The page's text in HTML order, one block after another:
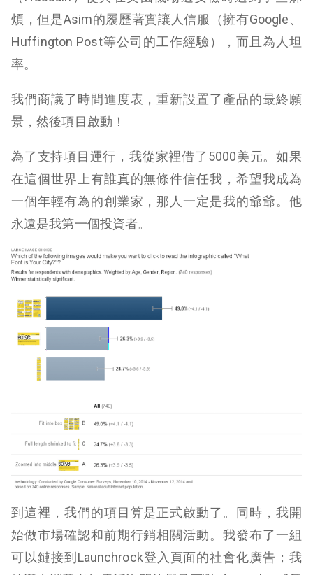
煩，但是Asim的履歷著實讓人信服（擁有Google、
Huffington Post等公司的工作經驗），而且為人坦
率。
我們商議了時間進度表，重新設置了產品的最終願
景，然後項目啟動！
為了支持項目運行，我從家裡借了5000美元。如果
在這個世界上有誰真的無條件信任我，希望我成為
一個年輕有為的創業家，那人一定是我的爺爺。他
永遠是我第一個投資者。
到這裡，我們的項目算是正式啟動了。同時，我開
始做市場確認和前期行銷相關活動。我發布了一組
可以鏈接到Launchrock登入頁面的社會化廣告；我